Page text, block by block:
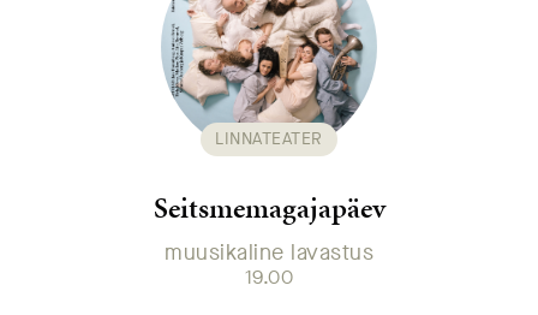
LINNATEATER
Seitsmemagajapäev
muusikaline lavastus
19.00